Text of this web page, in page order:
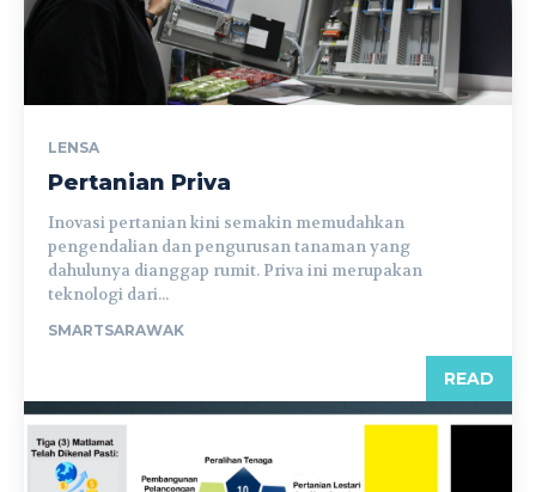
LENSA
Pertanian Priva
Inovasi pertanian kini semakin memudahkan
pengendalian dan pengurusan tanaman yang
dahulunya dianggap rumit. Priva ini merupakan
teknologi dari...
SMARTSARAWAK
READ